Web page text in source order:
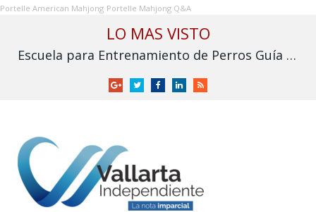
Portelle American Mahjong Portelle Mahjong Q&A
LO MAS VISTO
Escuela para Entrenamiento de Perros Guía para Ciegos I.A.P. solicita apoyo para no cerrar
GoogleTwitterFacebookLinkedInRSS